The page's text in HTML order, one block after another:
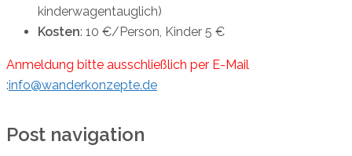
kinderwagentauglich)
Kosten: 10 €/Person, Kinder 5 €
Anmeldung bitte ausschließlich per E-Mail
:info@wanderkonzepte.de
Post navigation